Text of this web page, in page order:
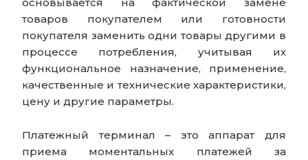
основывается на фактической замене
товаров покупателем или готовности
покупателя заменить одни товары другими в
процессе потребления, учитывая их
функциональное назначение, применение,
качественные и технические характеристики,
цену и другие параметры.
Платежный терминал – это аппарат для
приема моментальных платежей за